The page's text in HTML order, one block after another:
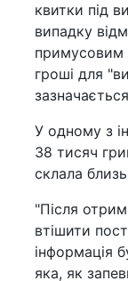
квитки під
випадку
примусовим
гроші для
У одному з
38 тисяч
склала
"Після
втішити
інформація
яка, як